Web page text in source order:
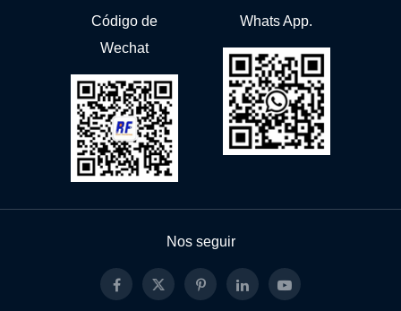
Código de
Wechat
Whats App.
Nos seguir